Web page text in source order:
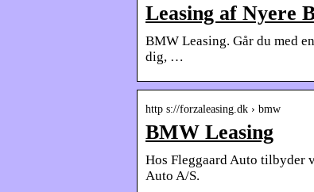
Leasing af Nyere
BMW Leasing. Går du med
dig, …
http s://forzaleasing.dk › bmw
BMW Leasing
Hos Fleggaard Auto tilbyder
Auto A/S.